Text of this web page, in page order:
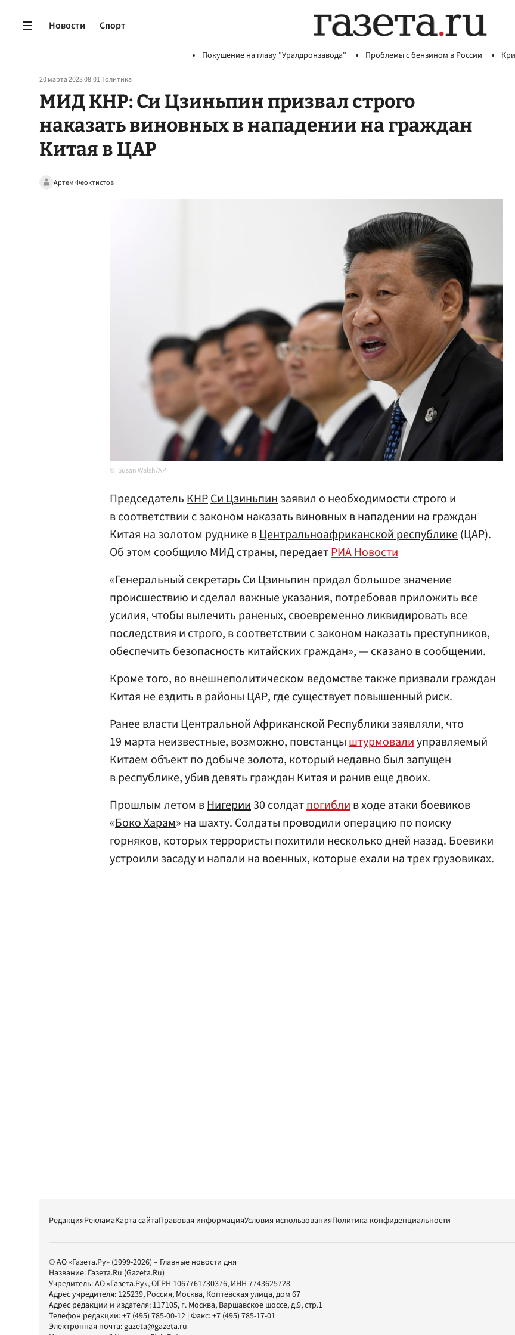
Новости Спорт
Покушение на главу "Уралдронзавода" Проблемы с бензином в России
20 марта 2023 08:01Политика
МИД КНР: Си Цзиньпин призвал строго
наказать виновных в нападении на граждан
Китая в ЦАР
Артем Феоктистов
Susan Walsh/AP
ПредседательКНРСи Цзиньпинзаявил о необходимости строго и
в соответствии с законом наказать виновных в нападении на граждан
Китая на золотом руднике вЦентральноафриканской республике(ЦАР).
Об этом сообщило МИД страны, передаетРИА Новости
«Генеральный секретарь Си Цзиньпин придал большое значение
происшествию и сделал важные указания, потребовав приложить все
усилия, чтобы вылечить раненых, своевременно ликвидировать все
последствия и строго, в соответствии с законом наказать преступников,
обеспечить безопасность китайских граждан», — сказано в сообщении.
Кроме того, во внешнеполитическом ведомстве также призвали граждан
Китая не ездить в районы ЦАР, где существует повышенный риск.
Ранее власти Центральной Африканской Республики заявляли, что
19 марта неизвестные, возможно, повстанцыштурмовалиуправляемый
Китаем объект по добыче золота, который недавно был запущен
в республике, убив девять граждан Китая и ранив еще двоих.
Прошлым летом вНигерии30 солдатпогиблив ходе атаки боевиков
«Боко Харам» на шахту. Солдаты проводили операцию по поиску
горняков, которых террористы похитили несколько дней назад. Боевики
устроили засаду и напали на военных, которые ехали на трех грузовиках.
РедакцияРекламаКарта сайтаПравовая информацияУсловия использованияПолитика конфиденциальности
© АО «Газета.Ру» (1999-2026) – Главные новости дня
Название: Газета.Ru (Gazeta.Ru)
Учредитель:АО «Газета.Ру», ОГРН 1067761730376, ИНН 7743625728
Адрес учредителя: 125239, Россия, Москва, Коптевская улица, дом 67
Адрес редакции и издателя: 117105, г. Москва, Варшавское шоссе, д.9, стр.1
Телефон редакции:+7 (495) 785-00-12 | Факс:+7 (495) 785-17-01
Электронная почта:gazeta@gazeta.ru